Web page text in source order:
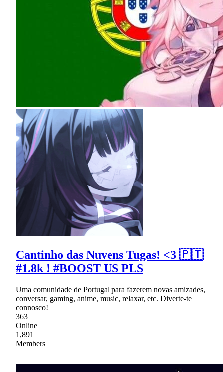
Cantinho das Nuvens Tugas! <3 🇵🇹
#1.8k ! #BOOST US PLS
Uma comunidade de Portugal para fazerem novas amizades,
conversar, gaming, anime, music, relaxar, etc. Diverte-te
connosco!
363
Online
1,891
Members